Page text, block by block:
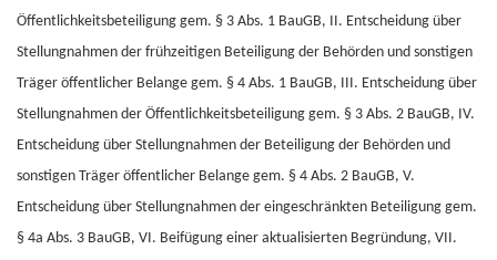
Öffentlichkeitsbeteiligung gem. § 3 Abs. 1 BauGB, II. Entscheidung über
Stellungnahmen der frühzeitigen Beteiligung der Behörden und sonstigen
Träger öffentlicher Belange gem. § 4 Abs. 1 BauGB, III. Entscheidung über
Stellungnahmen der Öffentlichkeitsbeteiligung gem. § 3 Abs. 2 BauGB, IV.
Entscheidung über Stellungnahmen der Beteiligung der Behörden und
sonstigen Träger öffentlicher Belange gem. § 4 Abs. 2 BauGB, V.
Entscheidung über Stellungnahmen der eingeschränkten Beteiligung gem.
§ 4a Abs. 3 BauGB, VI. Beifügung einer aktualisierten Begründung, VII.